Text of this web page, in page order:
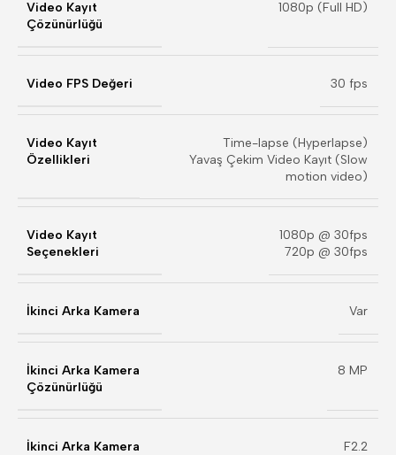
Video Kayıt
Çözünürlüğü
1080p (Full HD)
Video FPS Değeri 30 fps
Video Kayıt
Özellikleri
Time-lapse (Hyperlapse)
Yavaş Çekim Video Kayıt (Slow
motion video)
Video Kayıt
Seçenekleri
1080p @ 30fps
720p @ 30fps
İkinci Arka Kamera Var
İkinci Arka Kamera
Çözünürlüğü
8 MP
İkinci Arka Kamera
F2.2